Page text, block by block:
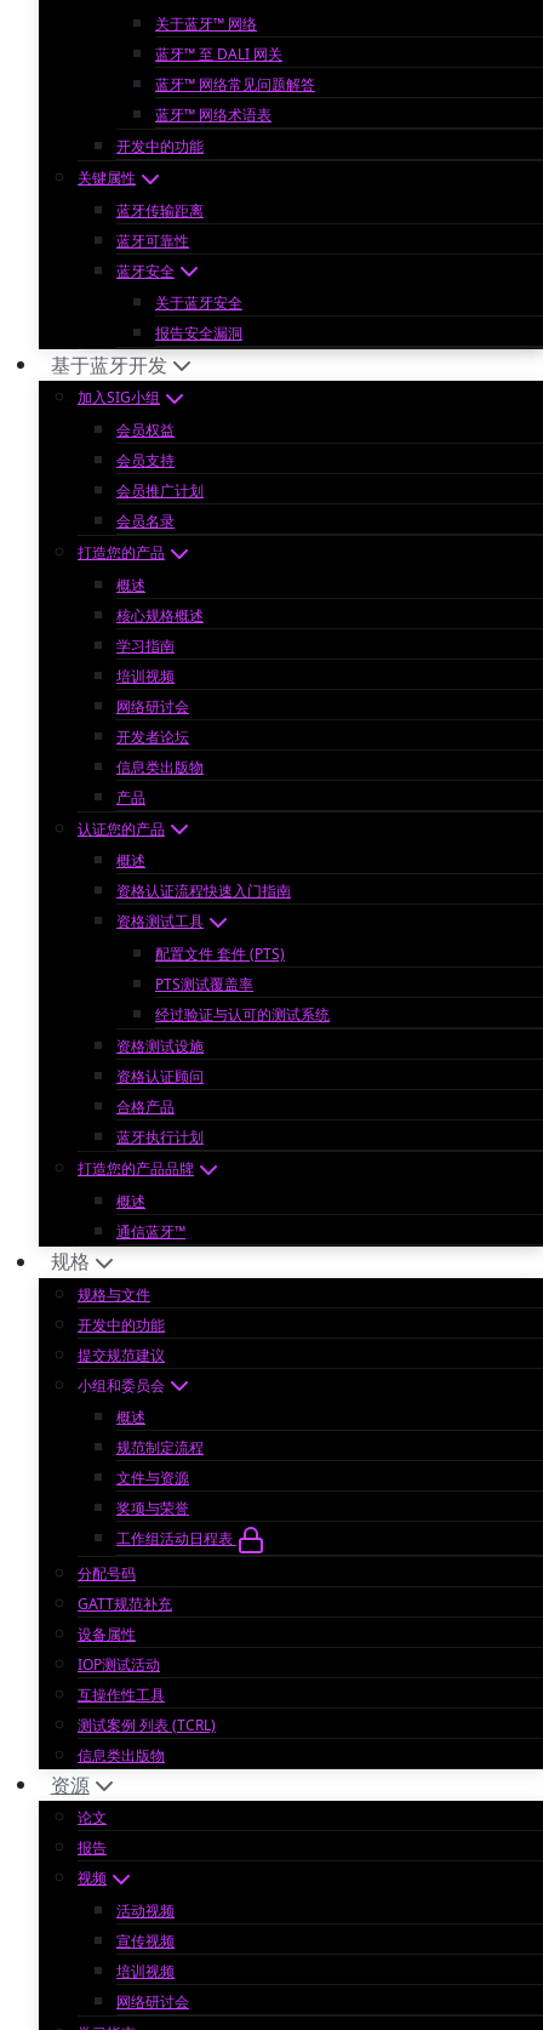
关于蓝牙™ 网络
蓝牙™ 至 DALI 网关
蓝牙™ 网络常见问题解答
蓝牙™ 网络术语表
开发中的功能
关键属性
蓝牙传输距离
蓝牙可靠性
蓝牙安全
关于蓝牙安全
报告安全漏洞
基于蓝牙开发
加入SIG小组
会员权益
会员支持
会员推广计划
会员名录
打造您的产品
概述
核心规格概述
学习指南
培训视频
网络研讨会
开发者论坛
信息类出版物
产品
认证您的产品
概述
资格认证流程快速入门指南
资格测试工具
配置文件 套件 (PTS)
PTS测试覆盖率
经过验证与认可的测试系统
资格测试设施
资格认证顾问
合格产品
蓝牙执行计划
打造您的产品品牌
概述
通信蓝牙™
规格
规格与文件
开发中的功能
提交规范建议
小组和委员会
概述
规范制定流程
文件与资源
奖项与荣誉
工作组活动日程表
分配号码
GATT规范补充
设备属性
IOP测试活动
互操作性工具
测试案例 列表 (TCRL)
信息类出版物
资源
论文
报告
视频
活动视频
宣传视频
培训视频
网络研讨会